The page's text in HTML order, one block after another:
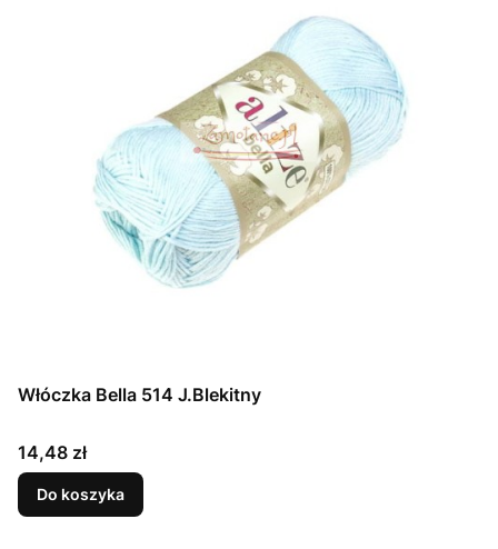
Włóczka Bella 514 J.Blekitny
Cena
14,48 zł
Do koszyka